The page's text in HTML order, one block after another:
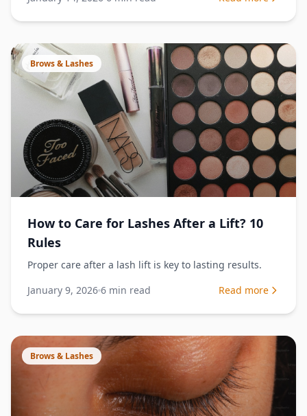
Brows & Lashes
How to Care for Lashes After a Lift? 10
Rules
Proper care after a lash lift is key to lasting results.
January 9, 2026 6 min read Read more
Brows & Lashes